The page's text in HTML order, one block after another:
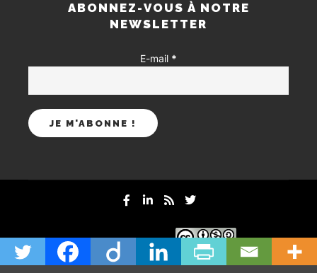
ABONNEZ-VOUS À NOTRE
NEWSLETTER
E-mail *
mentions-legales